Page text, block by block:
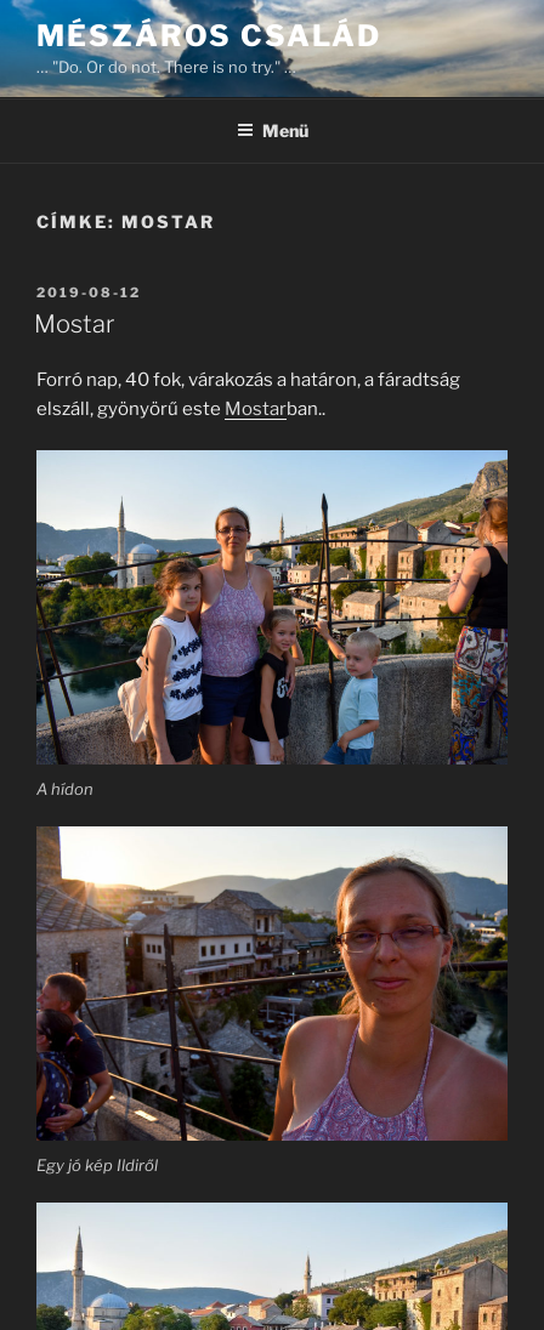
Tartalomhoz
MÉSZÁROS CSALÁD
… "Do. Or do not. There is no try." …
Menü
CÍMKE: MOSTAR
BEKÜLDVE:
2019-08-12
Mostar
Forró nap, 40 fok, várakozás a határon, a fáradtság
elszáll, gyönyörű este Mostarban..
A hídon
Egy jó kép Ildiről